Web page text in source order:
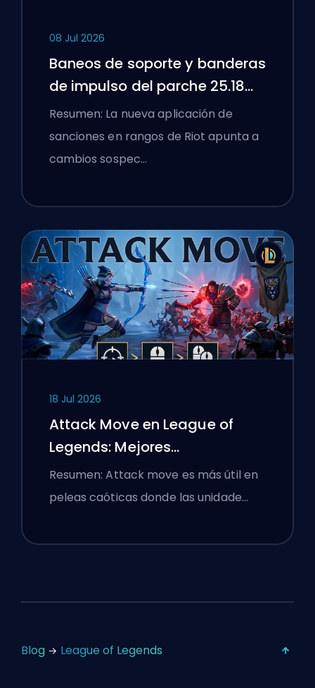
08 Jul 2026
Baneos de soporte y banderas
de impulso del parche 25.18
de League of Legends
Resumen: La nueva aplicación de
sanciones en rangos de Riot apunta a
cambios sospec…
18 Jul 2026
Attack Move en League of
Legends: Mejores
Configuraciones
Resumen: Attack move es más útil en
peleas caóticas donde las unidade…
Blog League of Legends